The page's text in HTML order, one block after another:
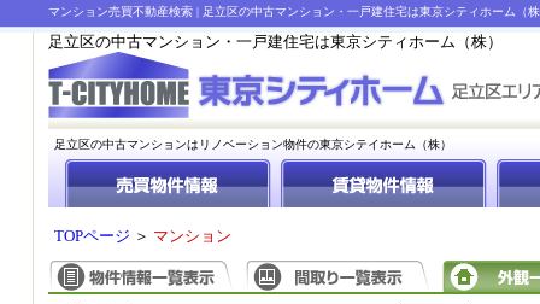
マンション売買不動産検索 | 足立区の中古マンション・一戸建住宅は東京シティホーム（
足立区の中古マンション・一戸建住宅は東京シティホーム（株）
足立区の中古マンションはリノベーション物件の東京シテイホーム（株）
TOPページ ＞ マンション